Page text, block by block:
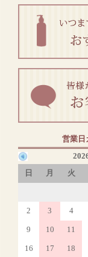
営業日
日
月 火
2 3 4
9 10 11
16 17 18